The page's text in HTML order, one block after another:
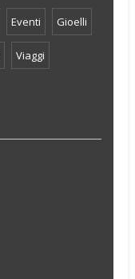
Eventi Gioelli
Viaggi